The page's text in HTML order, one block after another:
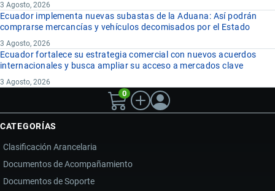
3 Agosto, 2026
Ecuador implementa nuevas subastas de la Aduana: Así podrán
comprarse mercancías y vehículos decomisados por el Estado
3 Agosto, 2026
Ecuador fortalece su estrategia comercial con nuevos acuerdos
internacionales y busca ampliar su acceso a mercados clave
3 Agosto, 2026
0
CATEGORÍAS
Clasificación Arancelaria
Documentos de Acompañamiento
Documentos de Soporte